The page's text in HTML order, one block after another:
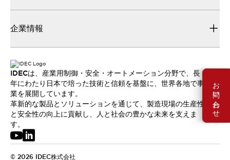
お問い合わせ
企業情報
IDECは、産業用制御・安全・オートメーション分野で、長
年にわたり日本で培った技術と信頼を基盤に、世界各地で事
業を展開しています。
革新的な製品とソリューションを通じて、製造現場の生産性
と安全性の向上に貢献し、人と社会の豊かな未来を支えま
す。
© 2026 IDEC株式会社